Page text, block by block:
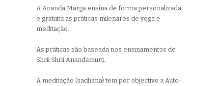
A Ananda Marga ensina de forma personalizada
e gratuita as práticas milenares de yoga e
meditação.
As práticas são baseada nos ensinamentos de
Shrii Shrii Anandamurti.
A meditação (sadhana) tem por objectivo a Auto-